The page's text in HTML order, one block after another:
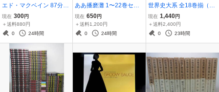
エド・マクベイン 87分署
シリーズ 10冊セット 早川
書房 棚い
現在 300円
＋送料880円
0
24時間
ああ播磨灘 1〜22巻セッ
ト さだやす圭 講談社 棚
B
現在 650円
＋送料1,200円
0
24時間
世界史大系 全18巻揃（1
～17+別巻総索引）誠文堂
新光社 セット 棚に
現在 1,440円
＋送料2,400円
0
23時間